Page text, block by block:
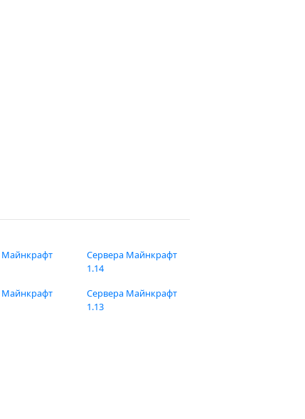
Майнкрафт
Майнкрафт
Сервера Майнкрафт
1.14
Сервера Майнкрафт
1.13